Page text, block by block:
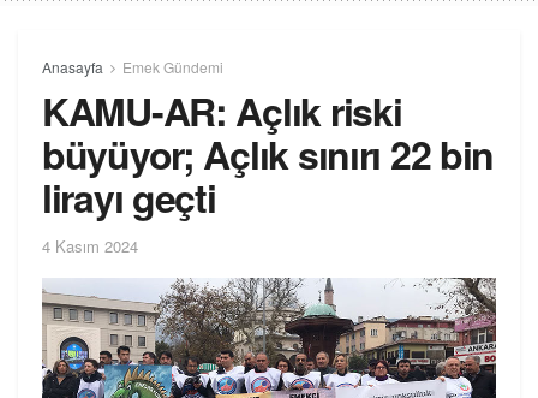
Anasayfa Emek Gündemi
KAMU-AR: Açlık riski
büyüyor; Açlık sınırı 22 bin
lirayı geçti
4 Kasım 2024